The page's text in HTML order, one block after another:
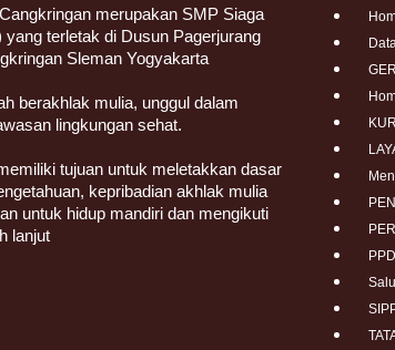
merupakan SMP Siaga
yang terletak di Dusun Pagerjurang
Sleman Yogyakarta
berakhlak mulia, unggul dalam
lingkungan sehat.
tujuan untuk meletakkan dasar
kepribadian akhlak mulia
untuk hidup mandiri dan mengikuti
lanjut